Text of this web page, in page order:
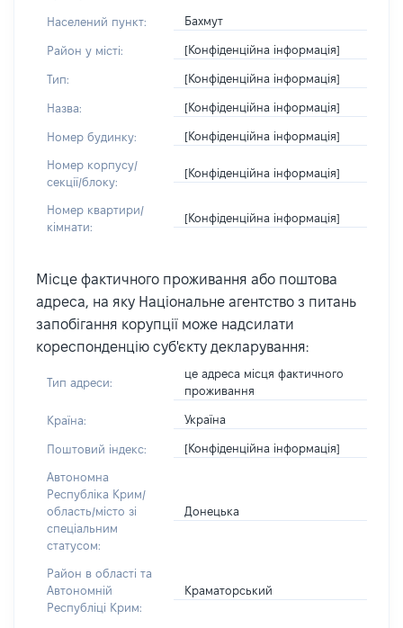
Населений пункт: Бахмут
Район у місті: [Конфіденційна інформація]
Тип: [Конфіденційна інформація]
Назва: [Конфіденційна інформація]
Номер будинку: [Конфіденційна інформація]
Номер корпусу/
секції/блоку:
[Конфіденційна інформація]
Номер квартири/
кімнати:
[Конфіденційна інформація]
Місце фактичного проживання або поштова
адреса, на яку Національне агентство з питань
запобігання корупції може надсилати
кореспонденцію суб'єкту декларування:
Тип адреси:
це адреса місця фактичного
проживання
Країна: Україна
Поштовий індекс: [Конфіденційна інформація]
Автономна
Республіка Крим/
область/місто зі
спеціальним
статусом:
Донецька
Район в області та
Автономній
Республіці Крим:
Краматорський